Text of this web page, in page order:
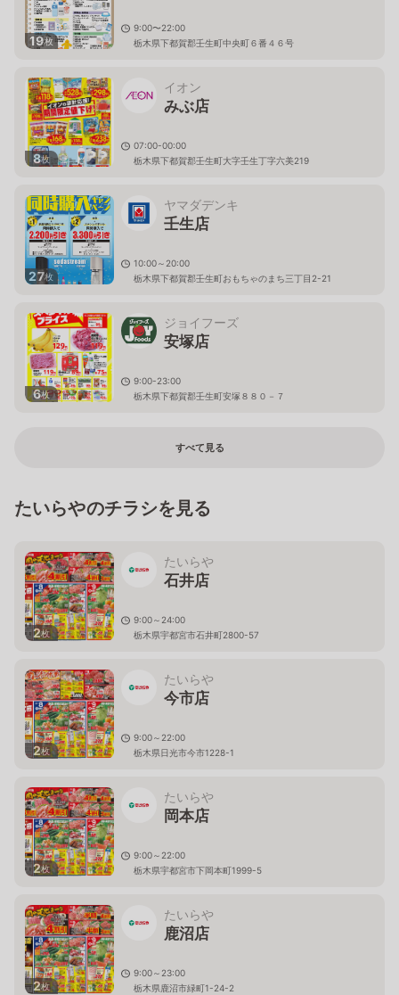
19枚
9:00〜22:00
栃木県下都賀郡壬生町中央町６番４６号
8枚
イオン
みぶ店
07:00-00:00
栃木県下都賀郡壬生町大字壬生丁字六美219
27枚
ヤマダデンキ
壬生店
10:00～20:00
栃木県下都賀郡壬生町おもちゃのまち三丁目2-21
6枚
ジョイフーズ
安塚店
9:00-23:00
栃木県下都賀郡壬生町安塚８８０－７
すべて見る
たいらやのチラシを見る
2枚
たいらや
石井店
9:00～24:00
栃木県宇都宮市石井町2800-57
2枚
たいらや
今市店
9:00～22:00
栃木県日光市今市1228-1
2枚
たいらや
岡本店
9:00～22:00
栃木県宇都宮市下岡本町1999-5
2枚
たいらや
鹿沼店
9:00～23:00
栃木県鹿沼市緑町1-24-2